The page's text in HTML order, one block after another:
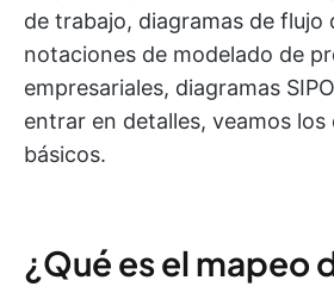
de trabajo, diagramas de flujo
notaciones de modelado de
empresariales, diagramas
entrar en detalles, veamos
básicos.
¿Qué es el mapeo